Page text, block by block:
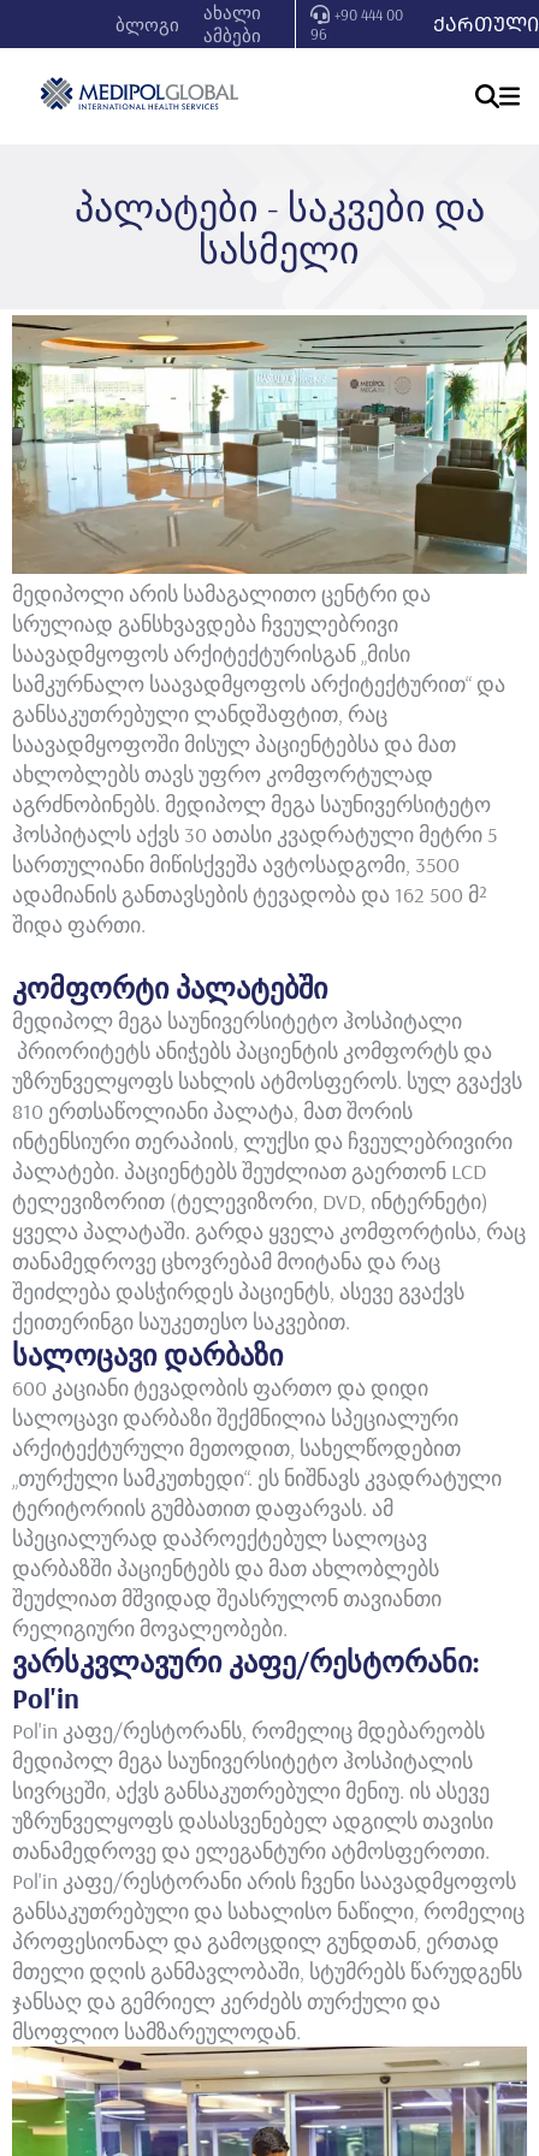
ბლოგი
ახალი
ამბები
+90 444 00
96
ᲥᲐᲠᲗᲣᲚᲘ
პალატები - საკვები და
სასმელი
მედიპოლი არის სამაგალითო ცენტრი და
სრულიად განსხვავდება ჩვეულებრივი
საავადმყოფოს არქიტექტურისგან „მისი
სამკურნალო საავადმყოფოს არქიტექტურით“ და
განსაკუთრებული ლანდშაფტით, რაც
საავადმყოფოში მისულ პაციენტებსა და მათ
ახლობლებს თავს უფრო კომფორტულად
აგრძნობინებს. მედიპოლ მეგა საუნივერსიტეტო
ჰოსპიტალს აქვს 30 ათასი კვადრატული მეტრი 5
სართულიანი მიწისქვეშა ავტოსადგომი, 3500
ადამიანის განთავსების ტევადობა და 162 500 მ²
შიდა ფართი.
კომფორტი პალატებში
მედიპოლ მეგა საუნივერსიტეტო ჰოსპიტალი
პრიორიტეტს ანიჭებს პაციენტის კომფორტს და
უზრუნველყოფს სახლის ატმოსფეროს. სულ გვაქვს
810 ერთსაწოლიანი პალატა, მათ შორის
ინტენსიური თერაპიის, ლუქსი და ჩვეულებრივირი
პალატები. პაციენტებს შეუძლიათ გაერთონ LCD
ტელევიზორით (ტელევიზორი, DVD, ინტერნეტი)
ყველა პალატაში. გარდა ყველა კომფორტისა, რაც
თანამედროვე ცხოვრებამ მოიტანა და რაც
შეიძლება დასჭირდეს პაციენტს, ასევე გვაქვს
ქეითერინგი საუკეთესო საკვებით.
სალოცავი დარბაზი
600 კაციანი ტევადობის ფართო და დიდი
სალოცავი დარბაზი შექმნილია სპეციალური
არქიტექტურული მეთოდით, სახელწოდებით
„თურქული სამკუთხედი“. ეს ნიშნავს კვადრატული
ტერიტორიის გუმბათით დაფარვას. ამ
სპეციალურად დაპროექტებულ სალოცავ
დარბაზში პაციენტებს და მათ ახლობლებს
შეუძლიათ მშვიდად შეასრულონ თავიანთი
რელიგიური მოვალეობები.
ვარსკვლავური კაფე/რესტორანი:
Pol'in
Pol'in კაფე/რესტორანს, რომელიც მდებარეობს
მედიპოლ მეგა საუნივერსიტეტო ჰოსპიტალის
სივრცეში, აქვს განსაკუთრებული მენიუ. ის ასევე
უზრუნველყოფს დასასვენებელ ადგილს თავისი
თანამედროვე და ელეგანტური ატმოსფეროთი.
Pol'in კაფე/რესტორანი არის ჩვენი საავადმყოფოს
განსაკუთრებული და სახალისო ნაწილი, რომელიც
პროფესიონალ და გამოცდილ გუნდთან, ერთად
მთელი დღის განმავლობაში, სტუმრებს წარუდგენს
ჯანსაღ და გემრიელ კერძებს თურქული და
მსოფლიო სამზარეულოდან.